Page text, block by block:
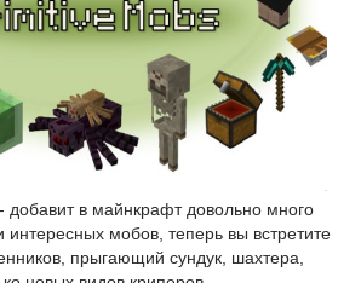
в майнкрафт довольно много
интересных мобов, теперь вы встретите
прыгающий сундук, шахтера,